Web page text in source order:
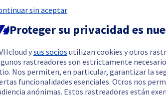
sin aceptar
Proteger su privacidad es
ysus socios utilizan cookies y otros
rastreadores son estrictamente
Nos permiten, en particular, garantizar la
funcionalidades esenciales. Otros nos
anónimas. Estos rastreadores están